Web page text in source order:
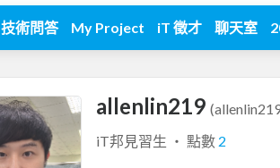
技術問答 My Project iT 徵才 聊天室
allenlin219
iT邦見習生 ‧ 點數 2